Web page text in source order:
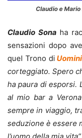
Claudio e
Claudio Sona ha
sensazioni dopo
quel Trono di
corteggiato. Spero
ha paura di esporsi.
al mio bar a
sempre in viaggio,
seduzione è essere
l’uomo della mia vita”.